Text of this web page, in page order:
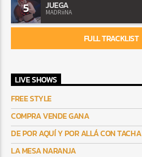
5 JUEGA
MADRiiNA
FULL TRACKLIST
LIVE SHOWS
FREE STYLE
COMPRA VENDE GANA
DE POR AQUÍ Y POR ALLÁ CON TACHA
LA MESA NARANJA